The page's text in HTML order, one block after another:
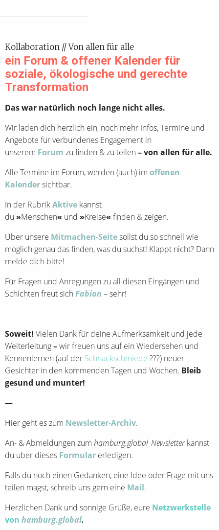
Kollaboration // Von allen für alle
ein Forum & offener Kalender für
soziale, ökologische und gerechte
Transformation
Das war natürlich noch lange nicht alles.
Wir laden dich herzlich ein, noch mehr Infos, Termine und
Angebote für verbundenes Engagement in
unserem Forum zu finden & zu teilen–von allen für alle.
Alle Termine im Forum, werden (auch) im offenen
Kalendersichtbar.
In der RubrikAktive kannst
du »Menschen« und »Kreise« finden & zeigen.
Über unsere Mitmachen-Seitesollst du so schnell wie
möglich genau das finden, was du suchst! Klappt nicht? Dann
melde dich bitte!
Für Fragen und Anregungen zu all diesen Eingängen und
Schichten freut sichFabian – sehr!
Soweit! Vielen Dank für deine Aufmerksamkeit und jede
Weiterleitung–wir freuen uns auf ein Wiedersehen und
Kennenlernen (auf der Schnackschmiede ???) neuer
Gesichter in den kommenden Tagen und Wochen. Bleib
gesund und munter!
—
Hier geht es zum Newsletter-Archiv.
An- & Abmeldungen zum hamburg.global_Newsletterkannst
du über dieses Formular erledigen.
Falls du noch einen Gedanken, eine Idee oder Frage mit uns
teilen magst, schreib uns gern eine Mail.
Herzlichen Dank und sonnige Grüße, eure Netzwerkstelle
von hamburg.global.